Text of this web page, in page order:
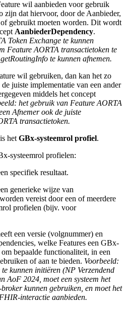
wil aanbieden voor gebruik
zijn dat hiervoor, door de Aanbieder,
of gebruikt moeten worden. Dit wordt
AanbiederDependency.
Token Exchange te kunnen
Feature AORTA transactietoken te
te kunnen afnemen.
wil gebruiken, dan kan het zo
juiste implementatie van een ander
middels het concept
het gebruik van Feature AORTA
Afnemer ook de juiste
transactietoken.
het GBx-systeemrol profiel.
systeemrol profielen:
specifiek resultaat.
generieke wijze van
vereist door een of meerdere
profielen (bijv. voor
een versie (volgnummer) en
welke Features een GBx-
bepaalde functionaliteit, in een
of aan te bieden. Voorbeeld:
kunnen initiëren (NP Verzendend
AoF 2024, moet een systeem het
kunnen gebruiken, en moet het
interactie aanbieden.